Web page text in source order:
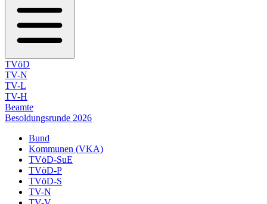
TVöD
TV-N
TV-L
TV-H
Beamte
Besoldungsrunde 2026
Bund
Kommunen (VKA)
TVöD-SuE
TVöD-P
TVöD-S
TV-N